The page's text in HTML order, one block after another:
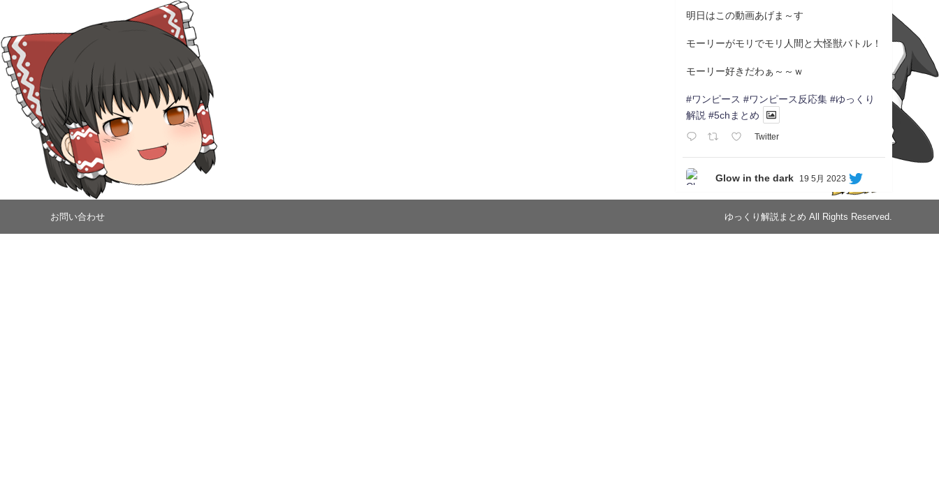
明日はこの動画あげま～す
モーリーがモリでモリ人間と大怪獣バトル！
モーリー好きだわぁ～～ｗ
#ワンピース #ワンピース反応集 #ゆっくり
解説 #5chまとめ
Twitter
Glow in the dark 19 5月 2023
Soon...
05/20/17:00～
お問い合わせ ゆっくり解説まとめ All Rights Reserved.